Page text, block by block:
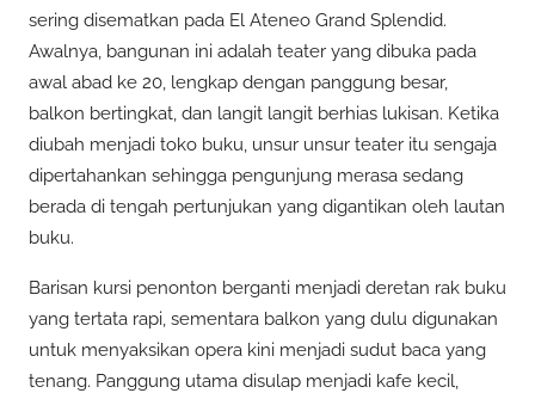
sering disematkan pada El Ateneo Grand Splendid.
Awalnya, bangunan ini adalah teater yang dibuka pada
awal abad ke 20, lengkap dengan panggung besar,
balkon bertingkat, dan langit langit berhias lukisan. Ketika
diubah menjadi toko buku, unsur unsur teater itu sengaja
dipertahankan sehingga pengunjung merasa sedang
berada di tengah pertunjukan yang digantikan oleh lautan
buku.
Barisan kursi penonton berganti menjadi deretan rak buku
yang tertata rapi, sementara balkon yang dulu digunakan
untuk menyaksikan opera kini menjadi sudut baca yang
tenang. Panggung utama disulap menjadi kafe kecil,